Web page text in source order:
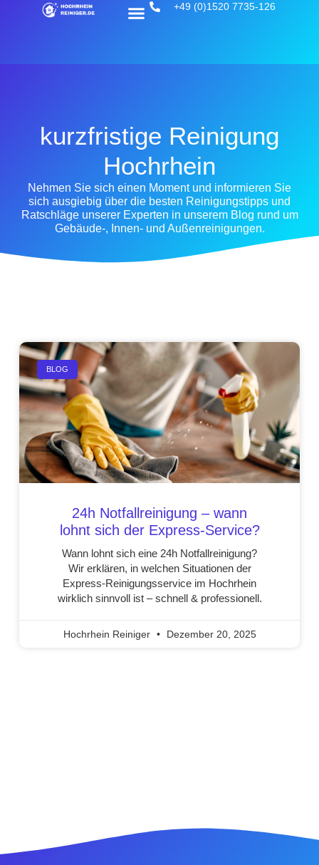
+49 (0)1520 7735-126
kurzfristige Reinigung
Hochrhein
Nehmen Sie sich einen Moment und informieren Sie
sich ausgiebig über die besten Reinigungstipps und
Ratschläge unserer Experten in unserem Blog rund um
Gebäude-, Innen- und Außenreinigungen.
BLOG
24h Notfallreinigung – wann
lohnt sich der Express-Service?
Wann lohnt sich eine 24h Notfallreinigung?
Wir erklären, in welchen Situationen der
Express-Reinigungsservice im Hochrhein
wirklich sinnvoll ist – schnell & professionell.
Hochrhein Reiniger Dezember 20, 2025